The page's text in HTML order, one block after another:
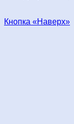
Кнопка «Наверх»